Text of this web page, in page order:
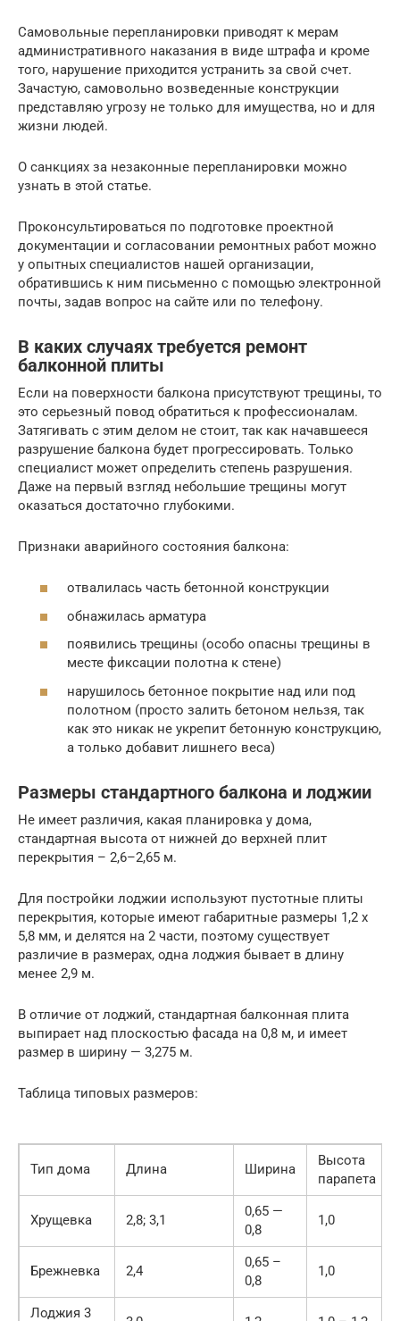
Самовольные перепланировки приводят к мерам
административного наказания в виде штрафа и кроме
того, нарушение приходится устранить за свой счет.
Зачастую, самовольно возведенные конструкции
представляю угрозу не только для имущества, но и для
жизни людей.
О санкциях за незаконные перепланировки можно
узнать в этой статье.
Проконсультироваться по подготовке проектной
документации и согласовании ремонтных работ можно
у опытных специалистов нашей организации,
обратившись к ним письменно с помощью электронной
почты, задав вопрос на сайте или по телефону.
В каких случаях требуется ремонт
балконной плиты
Если на поверхности балкона присутствуют трещины, то
это серьезный повод обратиться к профессионалам.
Затягивать с этим делом не стоит, так как начавшееся
разрушение балкона будет прогрессировать. Только
специалист может определить степень разрушения.
Даже на первый взгляд небольшие трещины могут
оказаться достаточно глубокими.
Признаки аварийного состояния балкона:
отвалилась часть бетонной конструкции
обнажилась арматура
появились трещины (особо опасны трещины в
месте фиксации полотна к стене)
нарушилось бетонное покрытие над или под
полотном (просто залить бетоном нельзя, так
как это никак не укрепит бетонную конструкцию,
а только добавит лишнего веса)
Размеры стандартного балкона и лоджии
Не имеет различия, какая планировка у дома,
стандартная высота от нижней до верхней плит
перекрытия – 2,6–2,65 м.
Для постройки лоджии используют пустотные плиты
перекрытия, которые имеют габаритные размеры 1,2 х
5,8 мм, и делятся на 2 части, поэтому существует
различие в размерах, одна лоджия бывает в длину
менее 2,9 м.
В отличие от лоджий, стандартная балконная плита
выпирает над плоскостью фасада на 0,8 м, и имеет
размер в ширину — 3,275 м.
Таблица типовых размеров:
Тип дома Длина Ширина
Высота
парапета
Хрущевка 2,8; 3,1
0,65 —
0,8
1,0
Брежневка 2,4
0,65 –
0,8
1,0
Лоджия 3